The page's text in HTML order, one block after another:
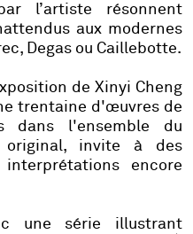
l’artiste résonnent
aux modernes
Degas ou Caillebotte.
de Xinyi Cheng
trentaine d'œuvres de
dans l'ensemble du
original, invite à des
encore
une série illustrant